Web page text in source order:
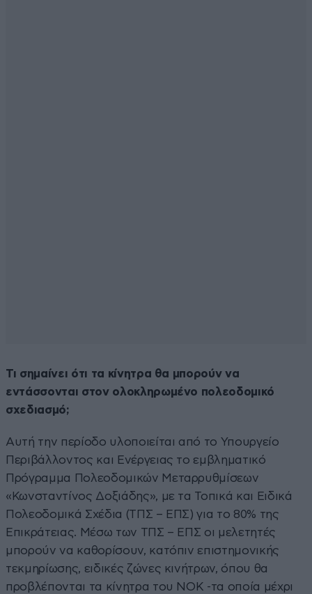
Τι σημαίνει ότι τα κίνητρα θα μπορούν να
εντάσσονται στον ολοκληρωμένο πολεοδομικό
σχεδιασμό;
Αυτή την περίοδο υλοποιείται από το Υπουργείο
Περιβάλλοντος και Ενέργειας το εμβληματικό
Πρόγραμμα Πολεοδομικών Μεταρρυθμίσεων
«Κωνσταντίνος Δοξιάδης», με τα Τοπικά και Ειδικά
Πολεοδομικά Σχέδια (ΤΠΣ – ΕΠΣ) για το 80% της
Επικράτειας. Μέσω των ΤΠΣ – ΕΠΣ οι μελετητές
μπορούν να καθορίσουν, κατόπιν επιστημονικής
τεκμηρίωσης, ειδικές ζώνες κινήτρων, όπου θα
προβλέπονται τα κίνητρα του ΝΟΚ -τα οποία μέχρι